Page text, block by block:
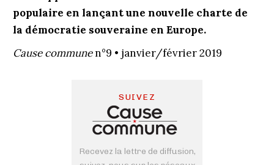
populaire en lançant une nouvelle charte de
la démocratie souveraine en Europe.
Cause communen°9 • janvier/février 2019
SUIVEZ
Recevez la lettre de diffusion,